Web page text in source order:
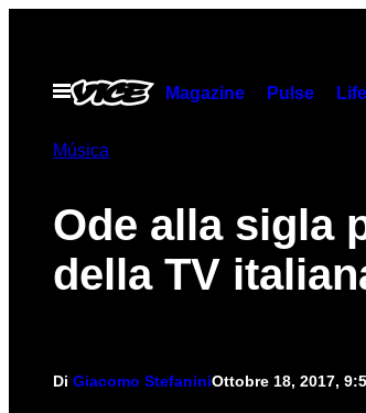
contenuto
Apri
Magazine Pulse Life
Música
Ode alla sigla
della TV
Di Giacomo StefaniniOttobre 18, 2017,